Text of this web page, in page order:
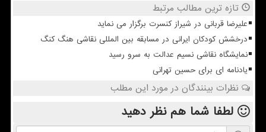
تازه ترین مطالب مرتبط
علیرضا قربانی در شیراز کنسرت برگزار می نماید
درخشش کودکان ایرانی در مسابقه بین المللی نقاشی هنگ کنگ
نمایشگاه نقاشی نسیم عدالت به سرو رسید
یادنامه ای برای حسین تهرانی
نظرات بینندگان در مورد این مطلب
لطفا شما همنظر دهید